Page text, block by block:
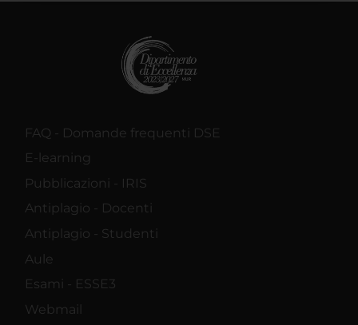
raccolto dal tuo utilizzo dei loro servizi.
FAQ - Domande frequenti DSE
E-learning
Pubblicazioni - IRIS
Antiplagio - Docenti
Antiplagio - Studenti
Aule
Esami - ESSE3
Webmail